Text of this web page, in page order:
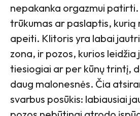
nepakanka orgazmui patirti.
trūkumas ar paslaptis, kurią
apeiti. Klitoris yra labai
zona, ir pozos, kurios leidžia
tiesiogiai ar per kūnų trintį,
daug malonesnės. Čia
svarbus posūkis: labiausiai